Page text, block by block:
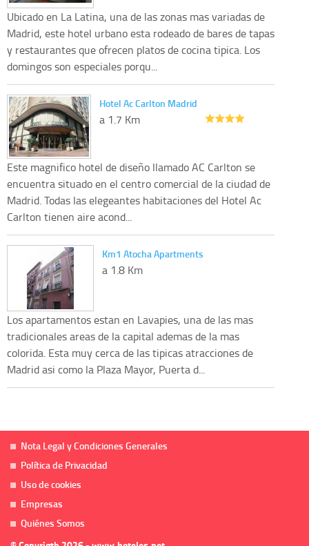
Ubicado en La Latina, una de las zonas mas variadas de
Madrid, este hotel urbano esta rodeado de bares de tapas
y restaurantes que ofrecen platos de cocina tipica. Los
domingos son especiales porqu...
Hotel Ac Carlton Madrid
a 1.7 Km
Este magnifico hotel de diseño llamado AC Carlton se
encuentra situado en el centro comercial de la ciudad de
Madrid. Todas las elegeantes habitaciones del Hotel Ac
Carlton tienen aire acond...
Km1 Atocha Apartments
a 1.8 Km
Los apartamentos estan en Lavapies, una de las mas
tradicionales areas de la capital ademas de la mas
colorida. Esta muy cerca de las tipicas atracciones de
Madrid asi como la Plaza Mayor, Puerta d...
Nota Legal y Condiciones Generales
Política de Privacidad
Uso de cookies
Empresas
Quiénes Somos